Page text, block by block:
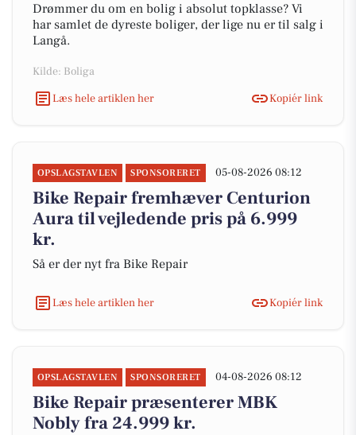
Drømmer du om en bolig i absolut topklasse? Vi
har samlet de dyreste boliger, der lige nu er til salg i
Langå.
Kilde: Boliga
Læs hele artiklen her
Kopiér link
OPSLAGSTAVLEN SPONSORERET 05-08-2026 08:12
Bike Repair fremhæver Centurion
Aura til vejledende pris på 6.999
kr.
Så er der nyt fra Bike Repair
Læs hele artiklen her Kopiér link
OPSLAGSTAVLEN SPONSORERET 04-08-2026 08:12
Bike Repair præsenterer MBK
Nobly fra 24.999 kr.